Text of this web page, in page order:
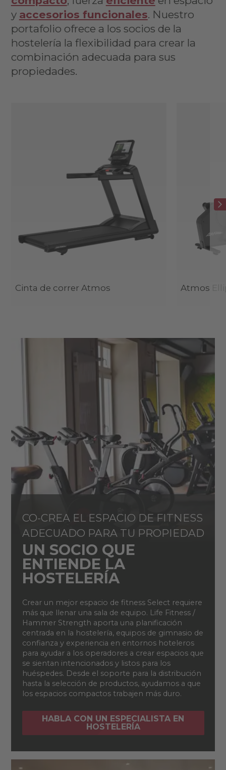
y accesorios funcionales. Nuestro
portafolio ofrece a los socios de la
hostelería la flexibilidad para crear la
combinación adecuada para sus
propiedades.
Cinta de correr Atmos Atmos
CO-CREA EL ESPACIO DE FITNESS
ADECUADO PARA TU PROPIEDAD
UN SOCIO QUE
ENTIENDE LA
HOSTELERÍA
Crear un mejor espacio de fitness Select requiere
más que llenar una sala de equipo. Life Fitness /
Hammer Strength aporta una planificación
centrada en la hostelería, equipos de gimnasio de
confianza y experiencia en entornos hoteleros
para ayudar a los operadores a crear espacios que
se sientan intencionados y listos para los
huéspedes. Desde el soporte para la distribución
hasta la selección de productos, ayudamos a que
los espacios compactos trabajen más duro.
HABLA CON UN ESPECIALISTA EN
HOSTELERÍA